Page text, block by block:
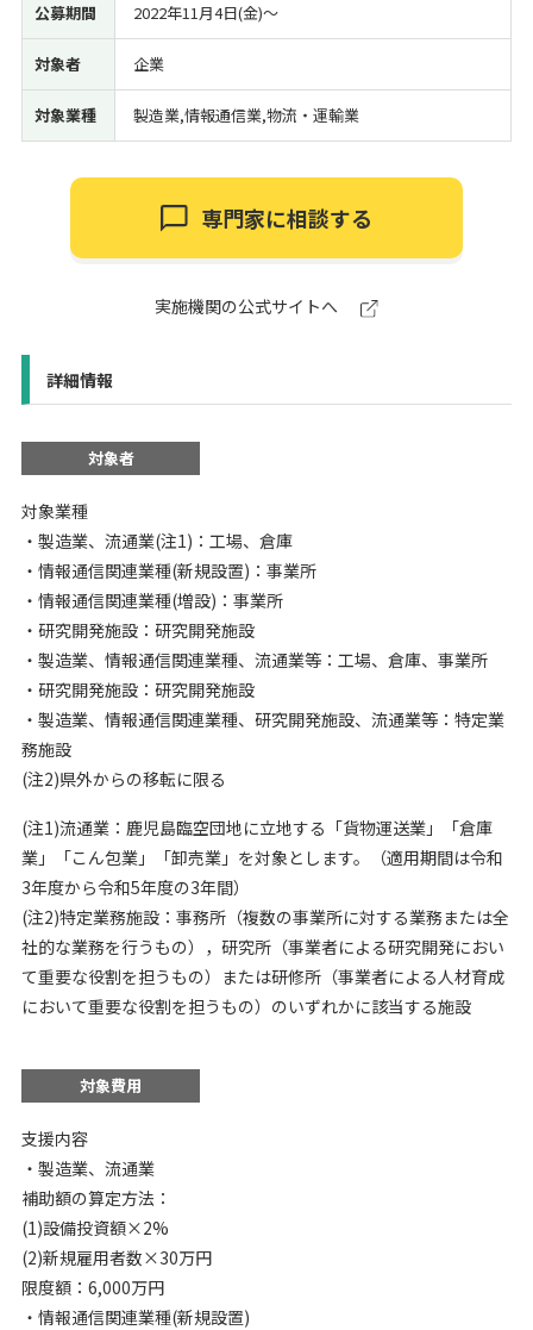
検索
公募期間 2022年11月4日(金)〜
対象者 企業
対象業種 製造業,情報通信業,物流・運輸業
専門家に相談する
実施機関の公式サイトへ
詳細情報
対象者
対象業種
・製造業、流通業(注1)：工場、倉庫
・情報通信関連業種(新規設置)：事業所
・情報通信関連業種(増設)：事業所
・研究開発施設：研究開発施設
・製造業、情報通信関連業種、流通業等：工場、倉庫、事業所
・研究開発施設：研究開発施設
・製造業、情報通信関連業種、研究開発施設、流通業等：特定業
務施設
(注2)県外からの移転に限る
(注1)流通業：鹿児島臨空団地に立地する「貨物運送業」「倉庫
業」「こん包業」「卸売業」を対象とします。（適用期間は令和
3年度から令和5年度の3年間）
(注2)特定業務施設：事務所（複数の事業所に対する業務または全
社的な業務を行うもの），研究所（事業者による研究開発におい
て重要な役割を担うもの）または研修所（事業者による人材育成
において重要な役割を担うもの）のいずれかに該当する施設
対象費用
支援内容
・製造業、流通業
補助額の算定方法：
(1)設備投資額×2%
(2)新規雇用者数×30万円
限度額：6,000万円
・情報通信関連業種(新規設置)